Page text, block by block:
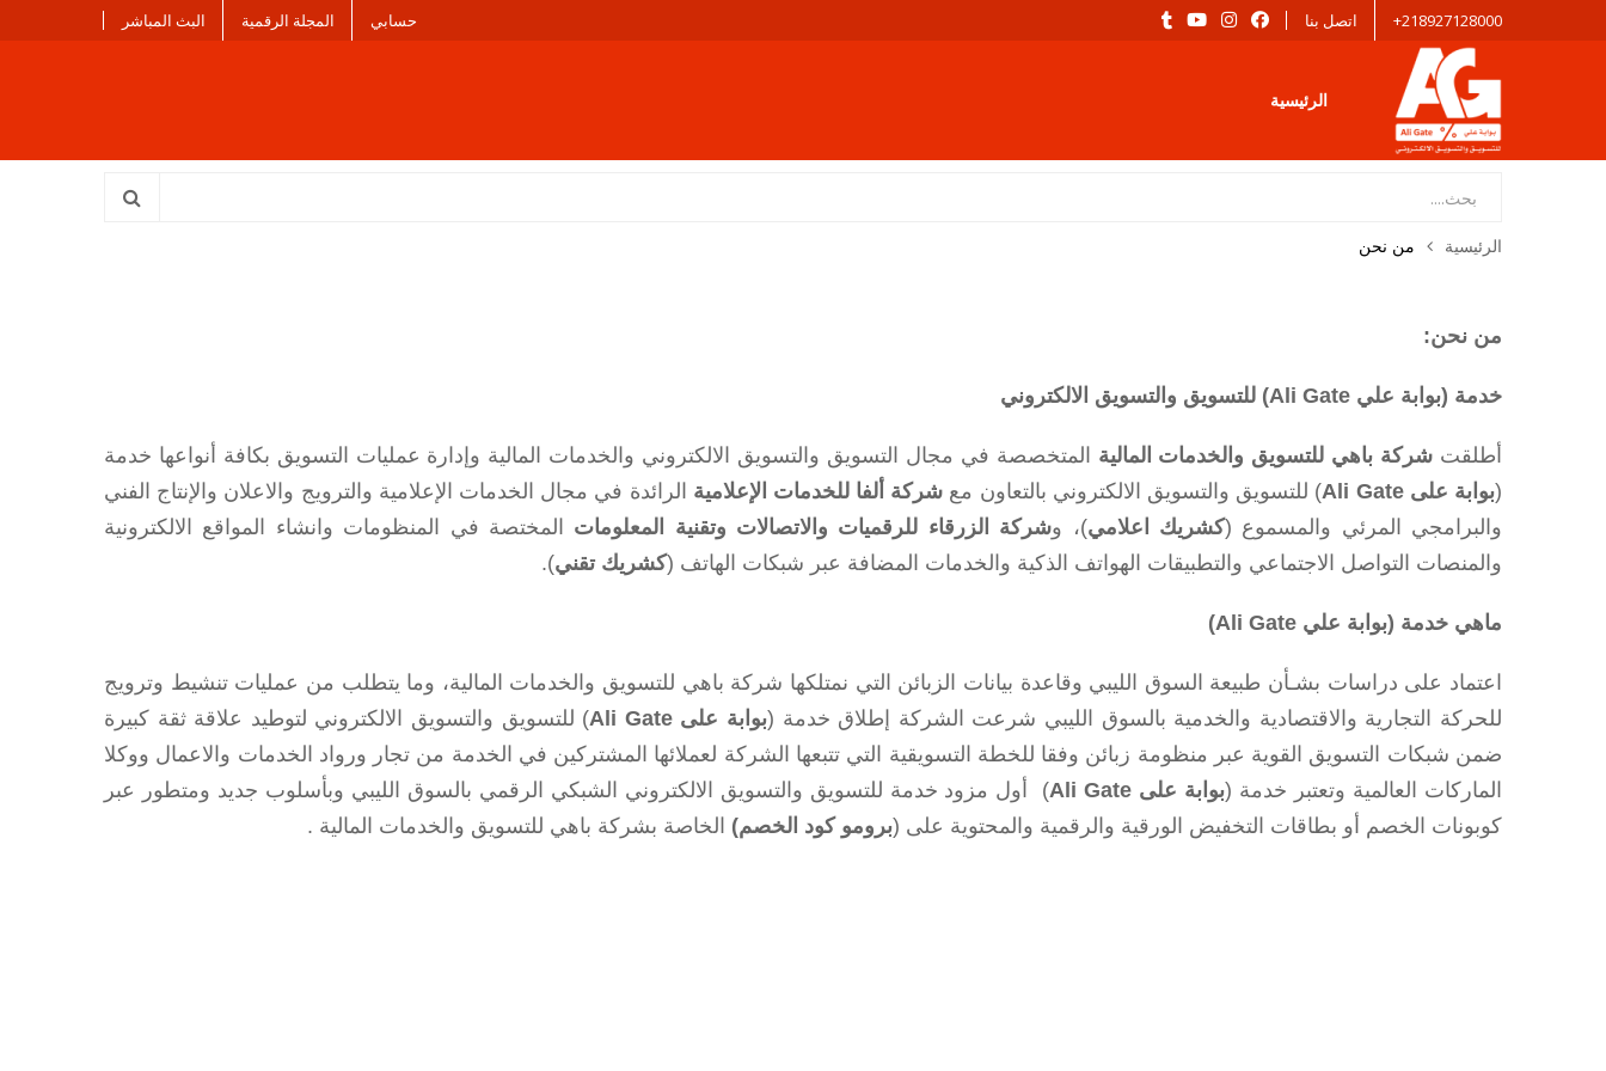
218927128000+ اتصل بنا حسابي المجلة الرقمية البث المباشر
الرئيسية
الرئيسية من نحن
من نحن:
خدمة (بوابة علي Ali Gate) للتسويق والتسويق الالكتروني
أطلقت شركة باهي للتسويق والخدمات المالية المتخصصة في مجال التسويق والتسويق الالكتروني والخدمات المالية وإدارة عمليات التسويق بكافة أنواعها خدمة
(بوابة على Ali Gate ) للتسويق والتسويق الالكتروني بالتعاون مع شركة ألفا للخدمات الإعلامية الرائدة في مجال الخدمات الإعلامية والترويج والاعلان والإنتاج الفني
والبرامجي المرئي والمسموع (كشريك اعلامي)، وشركة الزرقاء للرقميات والاتصالات وتقنية المعلومات المختصة في المنظومات وانشاء المواقع الالكترونية
والمنصات التواصل الاجتماعي والتطبيقات الهواتف الذكية والخدمات المضافة عبر شبكات الهاتف (كشريك تقني).
ماهي خدمة (بوابة علي Ali Gate
)
اعتماد على دراسات بشـأن طبيعة السوق الليبي وقاعدة بيانات الزبائن التي نمتلكها شركة باهي للتسويق والخدمات المالية، وما يتطلب من عمليات تنشيط وترويج
للحركة التجارية والاقتصادية والخدمية بالسوق الليبي شرعت الشركة إطلاق خدمة (بوابة على Ali Gate
) للتسويق والتسويق الالكتروني لتوطيد علاقة ثقة كبيرة
ضمن شبكات التسويق القوية عبر منظومة زبائن وفقا للخطة التسويقية التي تتبعها الشركة لعملائها المشتركين في الخدمة من تجار ورواد الخدمات والاعمال ووكلا
الماركات العالمية وتعتبر خدمة (بوابة على Ali Gate
) أول مزود خدمة للتسويق والتسويق الالكتروني الشبكي الرقمي بالسوق الليبي وبأسلوب جديد ومتطور عبر
كوبونات الخصم أو بطاقات التخفيض الورقية والرقمية والمحتوية على (برومو كود الخصم) الخاصة بشركة باهي للتسويق والخدمات المالية .